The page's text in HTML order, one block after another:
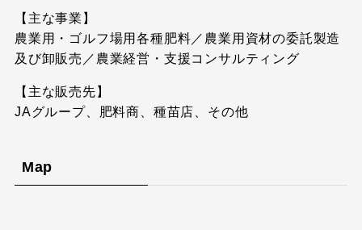
【主な事業】
農業用・ゴルフ場用各種肥料／農業用資材の委託製造
及び卸販売／農業経営・支援コンサルティング
【主な販売先】
JAグループ、肥料商、種苗店、その他
Map